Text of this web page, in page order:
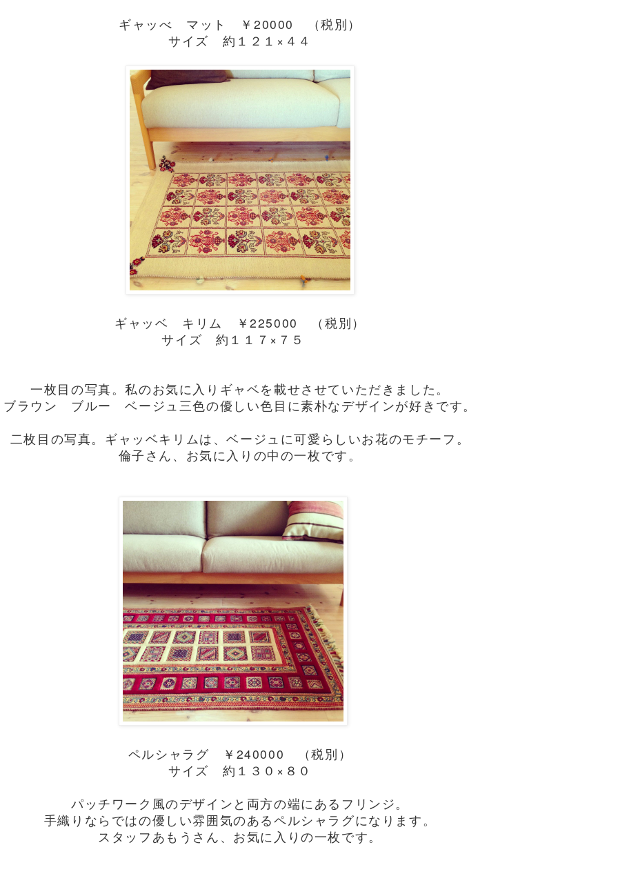
ギャッべ マット ￥20000 （税別）
サイズ 約１２１×４４
ギャッベ キリム ￥225000 （税別）
サイズ 約１１７×７５
一枚目の写真。私のお気に入りギャベを載せさせていただきました。
ブラウン ブルー ベージュ三色の優しい色目に素朴なデザインが好きです。
二枚目の写真。ギャッベキリムは、ベージュに可愛らしいお花のモチーフ。
倫子さん、お気に入りの中の一枚です。
ペルシャラグ ￥240000 （税別）
サイズ 約１３０×８０
パッチワーク風のデザインと両方の端にあるフリンジ。
手織りならではの優しい雰囲気のあるペルシャラグになります。
スタッフあもうさん、お気に入りの一枚です。